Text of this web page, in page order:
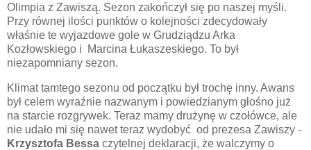
Olimpia z Zawiszą. Sezon zakończył się po naszej myśli.
Przy równej ilości punktów o kolejności zdecydowały
właśnie te wyjazdowe gole w Grudziądzu Arka
Kozłowskiego i Marcina Łukaszeskiego. To był
niezapomniany sezon.
Klimat tamtego sezonu od początku był trochę inny. Awans
był celem wyraźnie nazwanym i powiedzianym głośno już
na starcie rozgrywek. Teraz mamy drużynę w czołówce, ale
nie udało mi się nawet teraz wydobyć od prezesa Zawiszy -
Krzysztofa Bessa czytelnej deklaracji, że walczymy o